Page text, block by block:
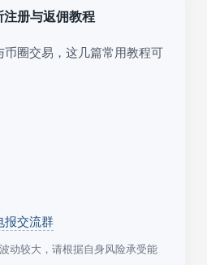
册与返佣教程
圈交易，这几篇常用教程可
报交流群
动较大，请根据自身风险承受能